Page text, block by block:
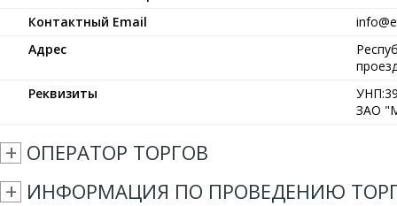
Контактный Email
Адрес
Реквизиты
ЗАО
ОПЕРАТОР ТОРГОВ
ИНФОРМАЦИЯ ПО ПРОВЕДЕНИЮ